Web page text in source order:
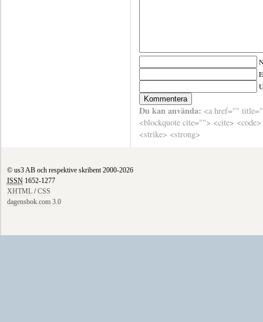
Du kan använda: <a href=""
<blockquote cite=""> <cite>
<strike> <strong>
© us3 AB och respektive skribent 2000-2026
ISSN1652-1277
XHTML/CSS
dagensbok.com 3.0